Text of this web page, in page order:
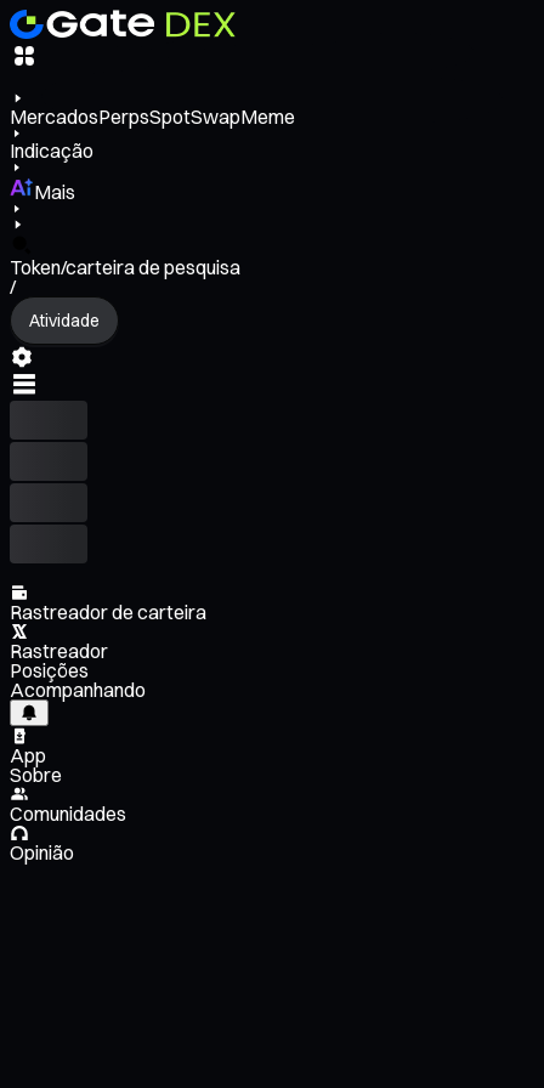
MercadosPerpsSpotSwapMeme
Indicação
Mais
Token/carteira de pesquisa
/
Atividade
Rastreador de carteira
Rastreador
Posições
Acompanhando
App
Sobre
Comunidades
Opinião